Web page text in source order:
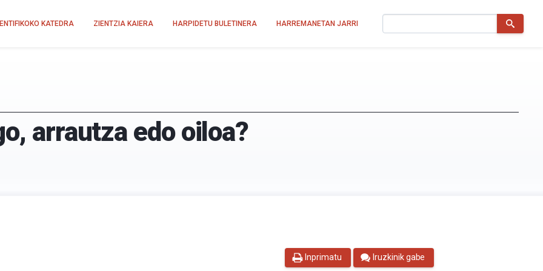
KATEDRA ZIENTZIA KAIERA HARPIDETU BULETINERA HARREMANETAN JARRI
arrautza edo oiloa?
Inprimatu Iruzkinik gabe